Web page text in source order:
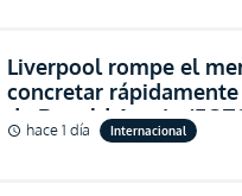
Liverpool rompe el
concretar
de Ronald Araujo
schedule hace 1 día Internacional